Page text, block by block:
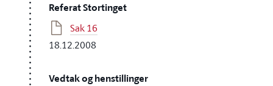
Referat Stortinget
Sak 16
18.12.2008
Vedtak og henstillinger